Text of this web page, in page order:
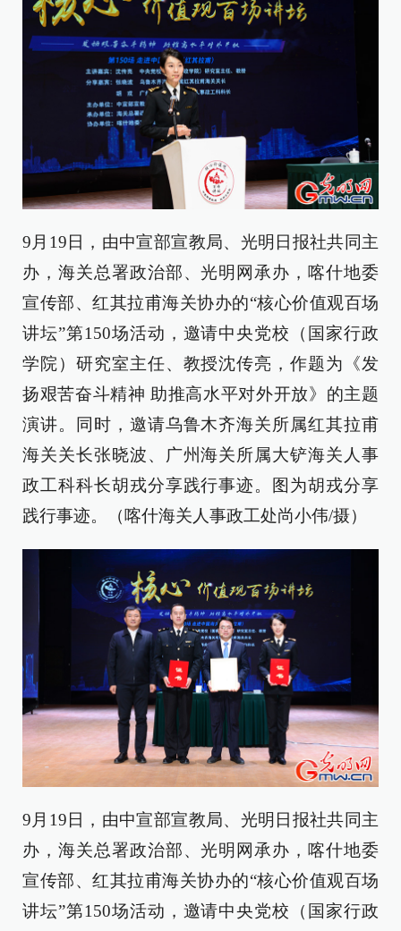
9月19日，由中宣部宣教局、光明日报社共同主
办，海关总署政治部、光明网承办，喀什地委
宣传部、红其拉甫海关协办的“核心价值观百场
讲坛”第150场活动，邀请中央党校（国家行政
学院）研究室主任、教授沈传亮，作题为《发
扬艰苦奋斗精神 助推高水平对外开放》的主题
演讲。同时，邀请乌鲁木齐海关所属红其拉甫
海关关长张晓波、广州海关所属大铲海关人事
政工科科长胡戎分享践行事迹。图为胡戎分享
践行事迹。（喀什海关人事政工处尚小伟/摄）
9月19日，由中宣部宣教局、光明日报社共同主
办，海关总署政治部、光明网承办，喀什地委
宣传部、红其拉甫海关协办的“核心价值观百场
讲坛”第150场活动，邀请中央党校（国家行政